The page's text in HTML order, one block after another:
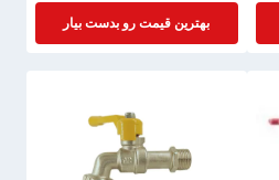
بهترین قیمت رو بدست بیار